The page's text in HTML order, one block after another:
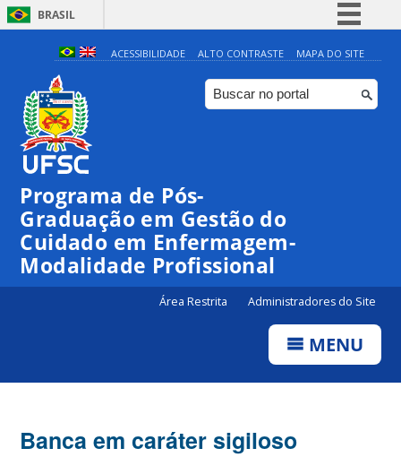
BRASIL
Simplifique!
Comunica BR
Participe
ACESSIBILIDADE ALTO CONTRASTE MAPA DO SITE
Programa de Pós-
Graduação em Gestão do
Cuidado em Enfermagem-
Modalidade Profissional
Área Restrita Administradores do Site
MENU
Banca em caráter sigiloso